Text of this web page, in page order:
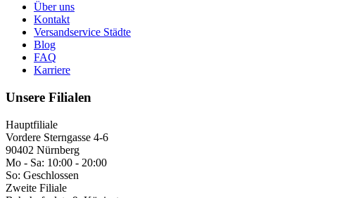
Über uns
Kontakt
Versandservice Städte
Blog
FAQ
Karriere
Unsere Filialen
Hauptfiliale
Vordere Sterngasse 4-6
90402 Nürnberg
Mo - Sa: 10:00 - 20:00
So: Geschlossen
Zweite Filiale